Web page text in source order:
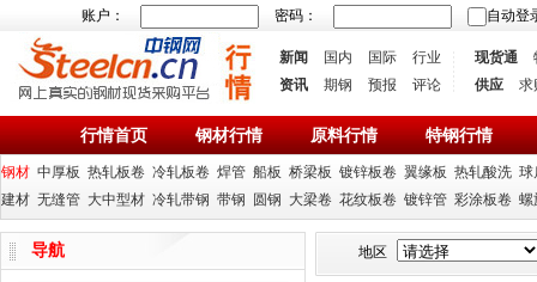
账户： 密码： 自动登
新闻 国内 国际
行业
资讯
期钢 预报 评论
现货通
供应
求
行情首页 钢材行情 原料行情 特钢行情
钢材 中厚板 热轧板卷 冷轧板卷 焊管 船板 桥梁板 镀锌板卷 翼缘板 热轧酸洗 球
建材 无缝管 大中型材 冷轧带钢 带钢 圆钢 大梁卷 花纹板卷 镀锌管 彩涂板卷 螺
导航 地区